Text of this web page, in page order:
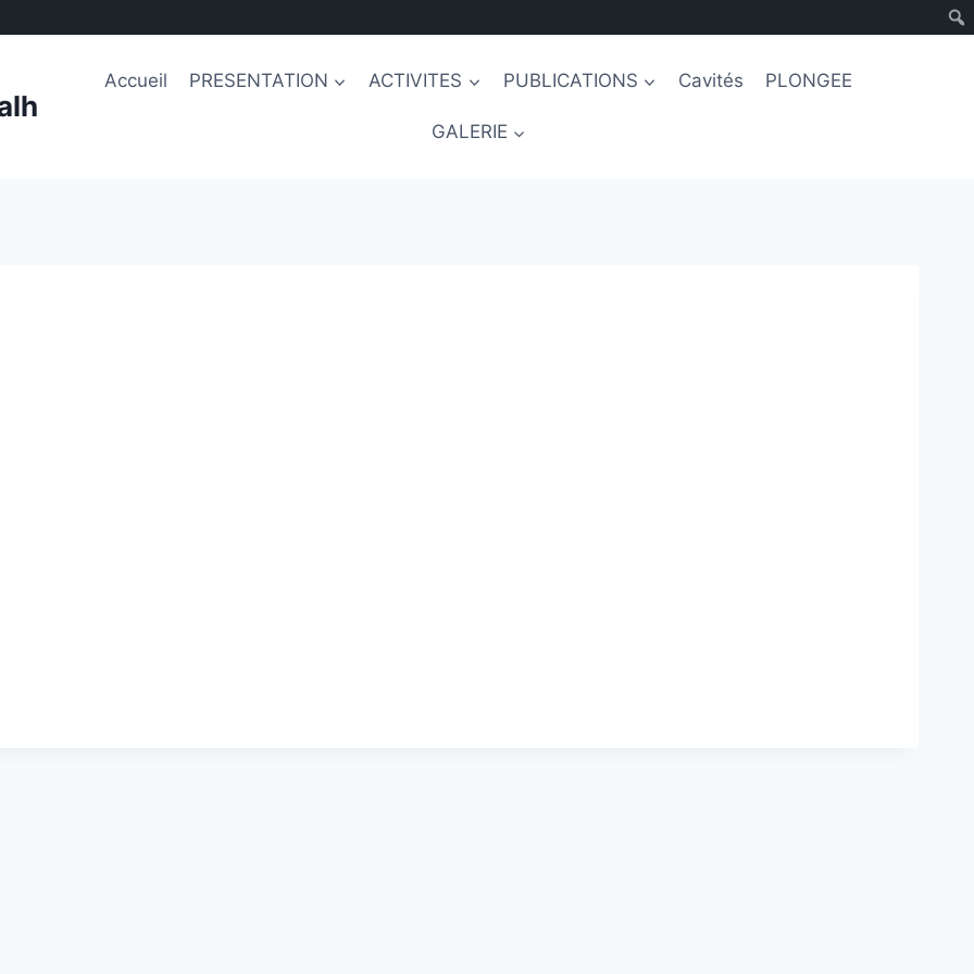
Accueil PRESENTATION ACTIVITES PUBLICATIONS Cavités PLONGEE
GALERIE